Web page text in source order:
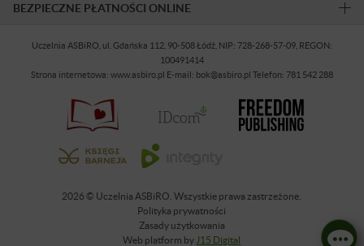
BEZPIECZNE PŁATNOŚCI ONLINE
Uczelnia ASBiRO, ul. Gdańska 112, 90-508 Łódź, NIP: 728-268-57-09, REGON:
100491414
Strona internetowa: www.asbiro.pl E-mail: bok@asbiro.pl Telefon: 781 542 288
2026 © Uczelnia ASBiRO. Wszystkie prawa zastrzeżone.
Polityka prywatności
Zasady użytkowania
Web platform byJ15 Digital